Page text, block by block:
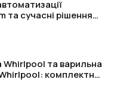
та сучасні рішення
Whirlpool та варильна
комплектне